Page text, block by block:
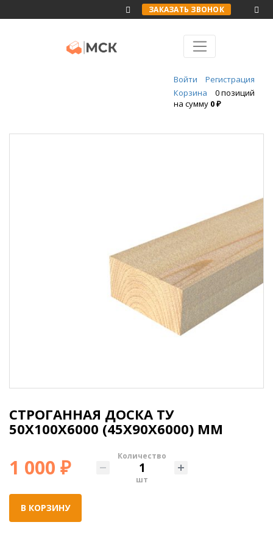
ЗАКАЗАТЬ ЗВОНОК
Войти
Регистрация
Корзина
0 позиций
на сумму 0 ₽
СТРОГАННАЯ ДОСКА ТУ
50Х100Х6000 (45X90X6000) ММ
1 000 ₽ Количество
шт
В КОРЗИНУ